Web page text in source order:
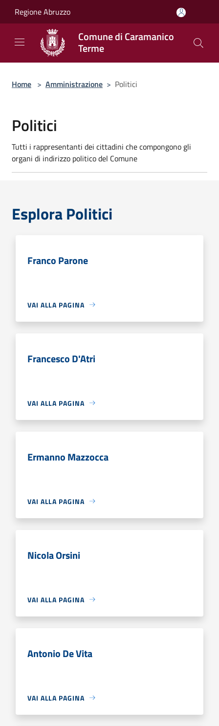
Regione Abruzzo
Comune di Caramanico
Terme
Home > Amministrazione > Politici
Politici
Tutti i rappresentanti dei cittadini che compongono gli
organi di indirizzo politico del Comune
Esplora Politici
Franco Parone
VAI ALLA PAGINA
Francesco D'Atri
VAI ALLA PAGINA
Ermanno Mazzocca
VAI ALLA PAGINA
Nicola Orsini
VAI ALLA PAGINA
Antonio De Vita
VAI ALLA PAGINA